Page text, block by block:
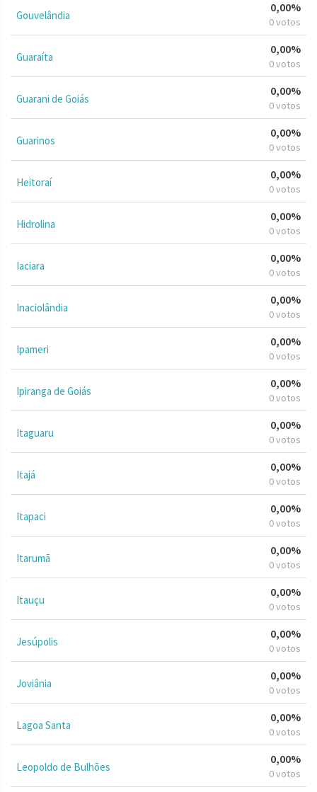
Gouvelândia
0,00%
0 votos
Guaraíta
0,00%
0 votos
Guarani de Goiás
0,00%
0 votos
Guarinos
0,00%
0 votos
Heitoraí
0,00%
0 votos
Hidrolina
0,00%
0 votos
Iaciara
0,00%
0 votos
Inaciolândia
0,00%
0 votos
Ipameri
0,00%
0 votos
Ipiranga de Goiás
0,00%
0 votos
Itaguaru
0,00%
0 votos
Itajá
0,00%
0 votos
Itapaci
0,00%
0 votos
Itarumã
0,00%
0 votos
Itauçu
0,00%
0 votos
Jesúpolis
0,00%
0 votos
Joviânia
0,00%
0 votos
Lagoa Santa
0,00%
0 votos
Leopoldo de Bulhões
0,00%
0 votos